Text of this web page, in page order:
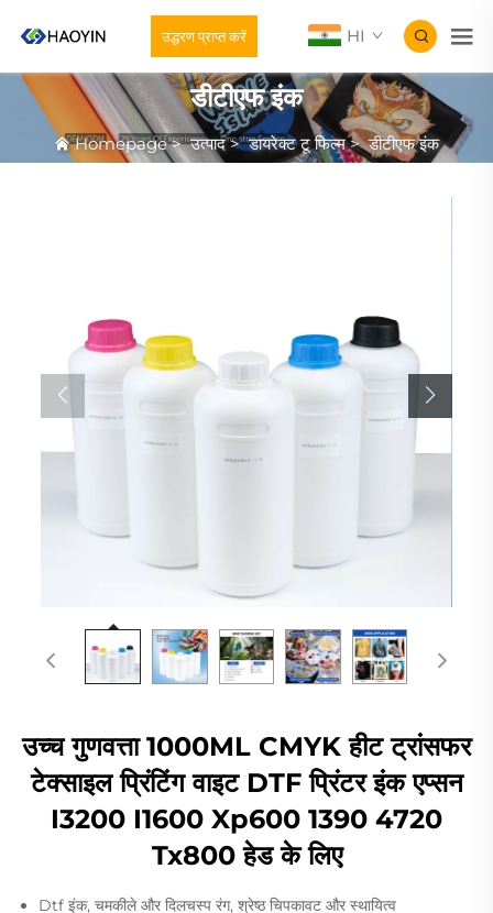
उद्धरण प्राप्त करें HI
डीटीएफ इंक
Homepage>उत्पाद>डायरेक्ट टू फिल्म>डीटीएफ इंक
उच्च गुणवत्ता 1000ML CMYK हीट ट्रांसफर
टेक्साइल प्रिंटिंग वाइट DTF प्रिंटर इंक एप्सन
I3200 I1600 Xp600 1390 4720
Tx800 हेड के लिए
Dtf इंक, चमकीले और दिलचस्प रंग, श्रेष्ठ चिपकावट और स्थायित्व